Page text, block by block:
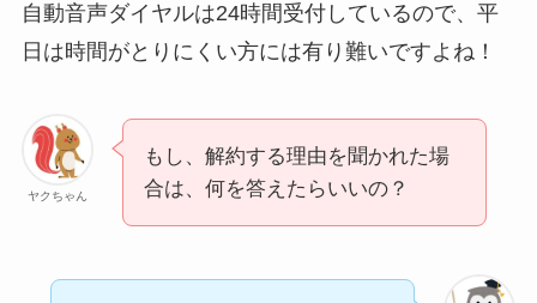
自動音声ダイヤルは24時間受付しているので、平
日は時間がとりにくい方には有り難いですよね！
ヤクちゃん
もし、解約する理由を聞かれた場
合は、何を答えたらいいの？